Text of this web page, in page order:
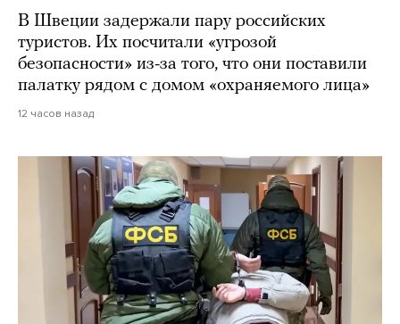
В Швеции задержали пару российских
туристов. Их посчитали «угрозой
безопасности» из-за того, что они поставили
палатку рядом с домом «охраняемого лица»
12 часов назад